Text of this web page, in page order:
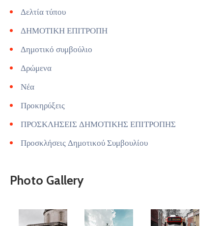
Δελτία τύπου
ΔΗΜΟΤΙΚΗ ΕΠΙΤΡΟΠΗ
Δημοτικό συμβούλιο
Δρώμενα
Νέα
Προκηρύξεις
ΠΡΟΣΚΛΗΣΕΙΣ ΔΗΜΟΤΙΚΗΣ ΕΠΙΤΡΟΠΗΣ
Προσκλήσεις Δημοτικού Συμβουλίου
Photo Gallery